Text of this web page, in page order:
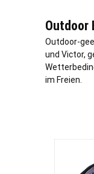
Outdoor
Outdoor-
und Victor,
im Freien.